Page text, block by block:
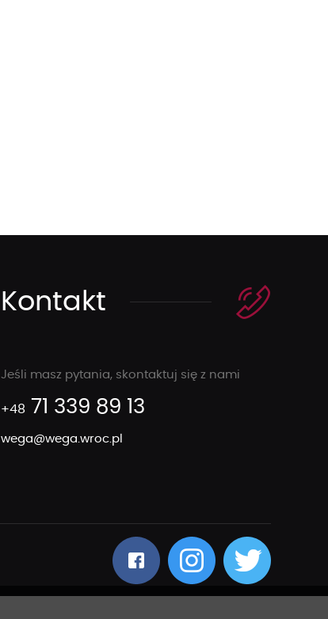
Kontakt
Jeśli masz pytania, skontaktuj się z nami
+48 71 339 89 13
wega@wega.wroc.pl